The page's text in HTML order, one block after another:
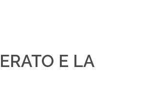
E LA